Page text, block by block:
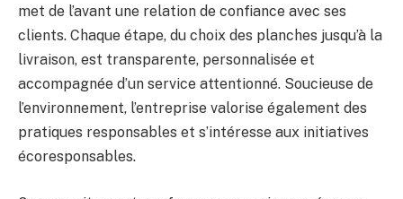
met de l’avant une relation de confiance avec ses
clients. Chaque étape, du choix des planches jusqu’à la
livraison, est transparente, personnalisée et
accompagnée d’un service attentionné. Soucieuse de
l’environnement, l’entreprise valorise également des
pratiques responsables et s’intéresse aux initiatives
écoresponsables.